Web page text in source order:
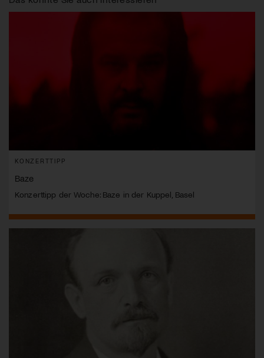
KONZERTTIPP
Baze
Konzerttipp der Woche: Baze in der Kuppel, Basel